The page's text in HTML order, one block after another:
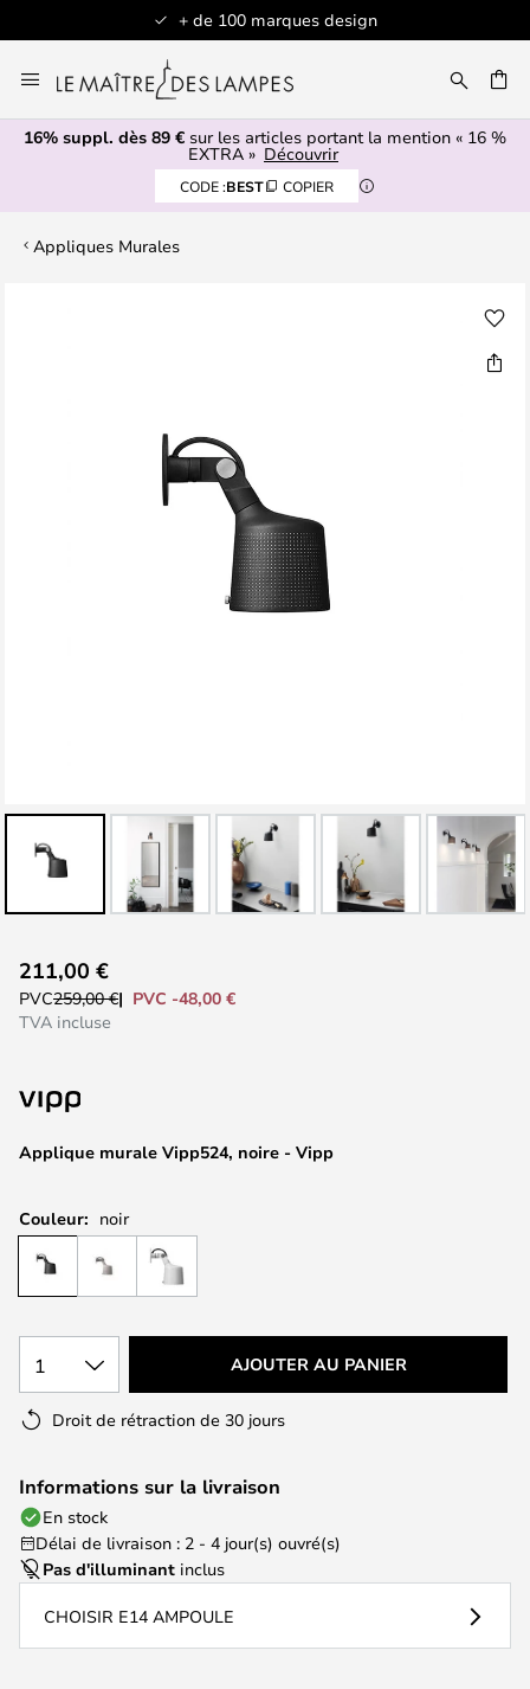
+ de 100 marques design
au
contenu
16% suppl. dès 89 € sur les articles portant la mention « 16 %
EXTRA » Découvrir
CODE :BEST COPIER
Appliques Murales
to
the
the
gallery
Applique murale Vipp524, noire - Vipp
211,00 €
PVC259,00 €
PVC -48,00 €
TVA incluse
Couleur: noir
1 AJOUTER AU PANIER
Droit de rétraction de 30 jours
Informations sur la livraison
En stock
Délai de livraison : 2 - 4 jour(s) ouvré(s)
Pas d'illuminant inclus
CHOISIR E14 AMPOULE